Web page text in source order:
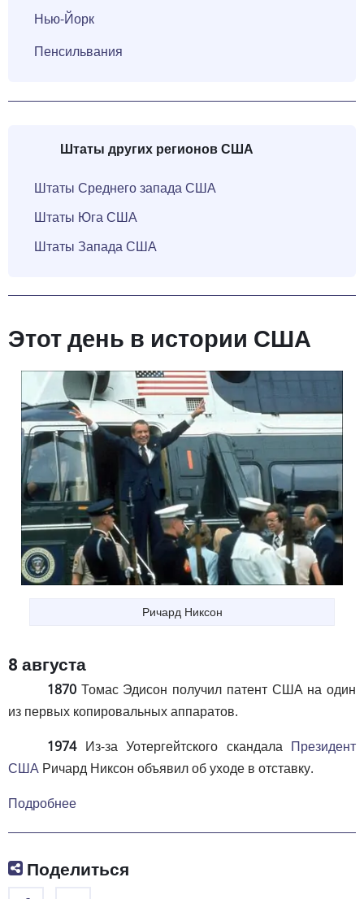
Нью-Йорк
Пенсильвания
Штаты других регионов США
Штаты Среднего запада США
Штаты Юга США
Штаты Запада США
Этот день в истории США
Ричард Никсон
8 августа
1870 Томас Эдисон получил патент США на один
из первых копировальных аппаратов.
1974Из-за Уотергейтского скандала Президент
США Ричард Никсон объявил об уходе в отставку.
Подробнее
Поделиться